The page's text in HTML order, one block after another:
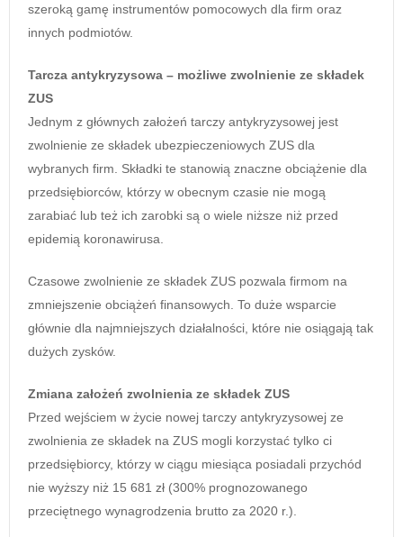
szeroką gamę instrumentów pomocowych dla firm oraz
innych podmiotów.
Tarcza antykryzysowa – możliwe zwolnienie ze składek
ZUS
Jednym z głównych założeń tarczy antykryzysowej jest
zwolnienie ze składek ubezpieczeniowych ZUS dla
wybranych firm. Składki te stanowią znaczne obciążenie dla
przedsiębiorców, którzy w obecnym czasie nie mogą
zarabiać lub też ich zarobki są o wiele niższe niż przed
epidemią koronawirusa.
Czasowe zwolnienie ze składek ZUS pozwala firmom na
zmniejszenie obciążeń finansowych. To duże wsparcie
głównie dla najmniejszych działalności, które nie osiągają tak
dużych zysków.
Zmiana założeń zwolnienia ze składek ZUS
Przed wejściem w życie nowej tarczy antykryzysowej ze
zwolnienia ze składek na ZUS mogli korzystać tylko ci
przedsiębiorcy, którzy w ciągu miesiąca posiadali przychód
nie wyższy niż 15 681 zł (300% prognozowanego
przeciętnego wynagrodzenia brutto za 2020 r.).